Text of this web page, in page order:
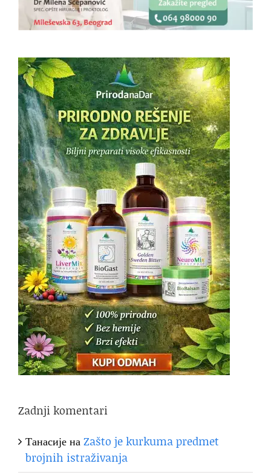
Zadnji komentari
ТанасијенаZašto je kurkuma predmet
brojnih istraživanja